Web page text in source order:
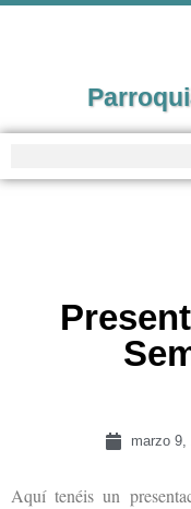
marzo 9,
Aquí tenéis un